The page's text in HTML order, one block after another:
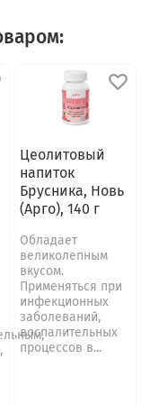
Цеолитовый
напиток
Брусника, Новь
(Арго), 140 г
Обладает
великолепным
вкусом.
Применяться при
инфекционных
заболеваний,
воспалительных
процессов в...